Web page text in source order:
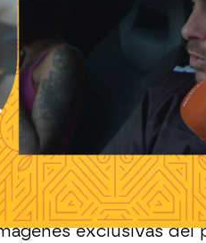
hemos hablado
que ha asegurado
"Me he llevado un
ha asegurado.
está
haciendo mucho
en 1992.
acaba de
la que vivió con
guerra. Ella ahora está
exclusivas del